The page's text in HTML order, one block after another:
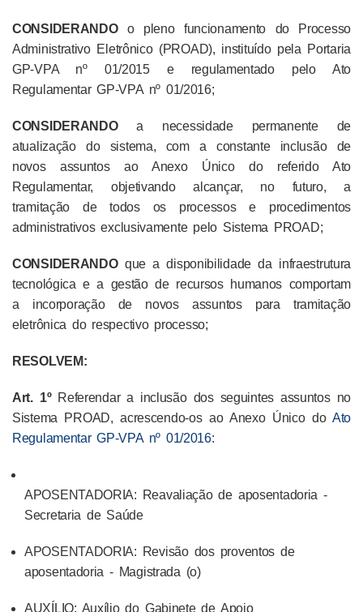
CONSIDERANDOo pleno funcionamento do Processo
Administrativo Eletrônico (PROAD), instituído pela Portaria
GP-VPA nº 01/2015 e regulamentado pelo Ato
Regulamentar GP-VPA nº 01/2016;
CONSIDERANDOa necessidade permanente de
atualização do sistema, com a constante inclusão de
novos assuntos ao Anexo Único do referido Ato
Regulamentar, objetivando alcançar, no futuro, a
tramitação de todos os processos e procedimentos
administrativos exclusivamente pelo Sistema PROAD;
CONSIDERANDO que a disponibilidade da infraestrutura
tecnológica e a gestão de recursos humanos comportam
a incorporação de novos assuntos para tramitação
eletrônica do respectivo processo;
RESOLVEM:
Art. 1º Referendar a inclusão dos seguintes assuntos no
Sistema PROAD, acrescendo-os ao Anexo Único do Ato
Regulamentar GP-VPA nº 01/2016:
APOSENTADORIA: Reavaliação de aposentadoria -
Secretaria de Saúde
APOSENTADORIA: Revisão dos proventos de
aposentadoria - Magistrada (o)
AUXÍLIO: Auxílio do Gabinete de Apoio